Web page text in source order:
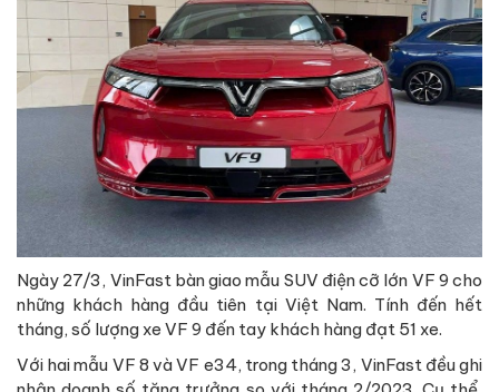
Ngày 27/3, VinFast bàn giao mẫu SUV điện cỡ lớn VF 9 cho
những khách hàng đầu tiên tại Việt Nam. Tính đến hết
tháng, số lượng xe VF 9 đến tay khách hàng đạt 51 xe.
Với hai mẫu VF 8 và VF e34, trong tháng 3, VinFast đều ghi